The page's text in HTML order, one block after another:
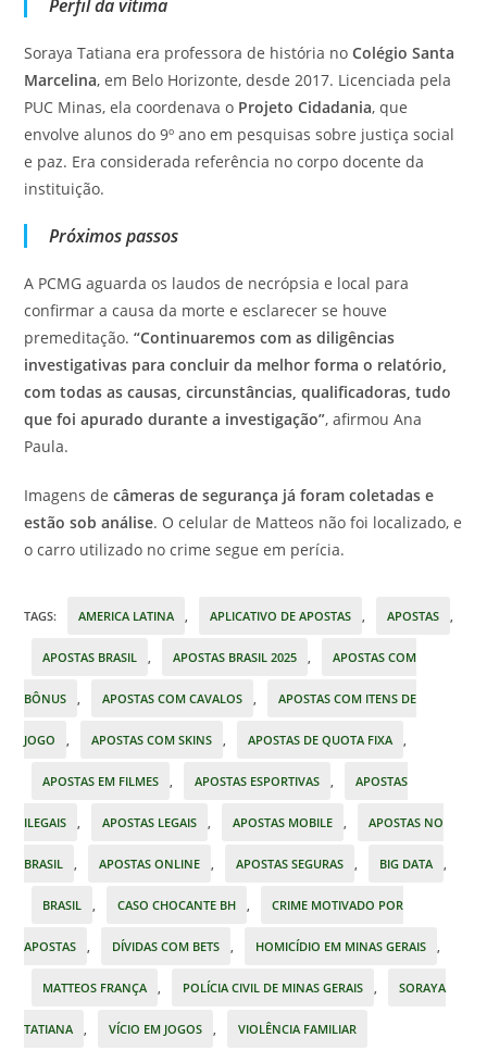
Perfil da vítima
Soraya Tatiana era professora de história noColégio Santa
Marcelina, em Belo Horizonte, desde 2017. Licenciada pela
PUC Minas, ela coordenava o Projeto Cidadania, que
envolve alunos do 9º ano em pesquisas sobre justiça social
e paz. Era considerada referência no corpo docente da
instituição.
Próximos passos
A PCMG aguarda os laudos de necrópsia e local para
confirmar a causa da morte e esclarecer se houve
premeditação.“Continuaremos com as diligências
investigativas para concluir da melhor forma o relatório,
com todas as causas, circunstâncias, qualificadoras, tudo
que foi apurado durante a investigação”, afirmou Ana
Paula.
Imagens decâmeras de segurança já foram coletadas e
estão sob análise. O celular de Matteos não foi localizado, e
o carro utilizado no crime segue em perícia.
TAGS: AMERICA LATINA APLICATIVO DE APOSTAS APOSTAS
APOSTAS BRASIL APOSTAS BRASIL 2025 APOSTAS COM
BÔNUS APOSTAS COM CAVALOS APOSTAS COM ITENS DE
JOGO APOSTAS COM SKINS APOSTAS DE QUOTA FIXA
APOSTAS EM FILMES APOSTAS ESPORTIVAS APOSTAS
ILEGAIS APOSTAS LEGAIS APOSTAS MOBILE APOSTAS NO
BRASIL APOSTAS ONLINE APOSTAS SEGURAS BIG DATA
BRASIL CASO CHOCANTE BH CRIME MOTIVADO POR
APOSTAS DÍVIDAS COM BETS HOMICÍDIO EM MINAS GERAIS
MATTEOS FRANÇA POLÍCIA CIVIL DE MINAS GERAIS SORAYA
TATIANA VÍCIO EM JOGOS VIOLÊNCIA FAMILIAR